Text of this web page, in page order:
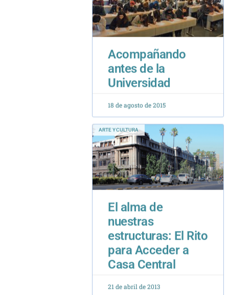
Acompañando
antes de la
Universidad
18 de agosto de 2015
ARTE Y CULTURA
El alma de
nuestras
estructuras: El Rito
para Acceder a
Casa Central
21 de abril de 2013
COLUMNAS